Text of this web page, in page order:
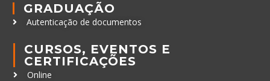
GRADUAÇÃO
Autenticação de documentos
CURSOS, EVENTOS E
CERTIFICAÇÕES
Online